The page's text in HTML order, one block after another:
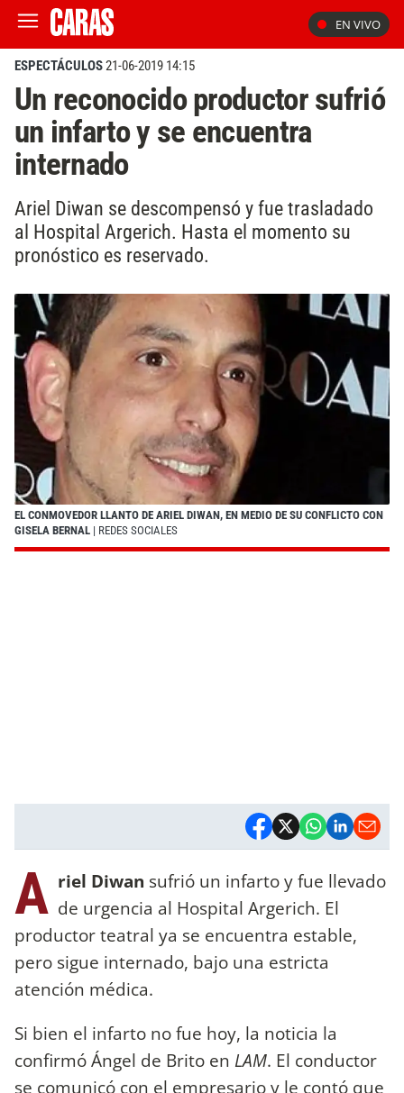
EN VIVO
ESPECTÁCULOS21-06-2019 14:15
Un reconocido productor sufrió
un infarto y se encuentra
internado
Ariel Diwan se descompensó y fue trasladado
al Hospital Argerich. Hasta el momento su
pronóstico es reservado.
EL CONMOVEDOR LLANTO DE ARIEL DIWAN, EN MEDIO DE SU CONFLICTO CON
GISELA BERNAL | REDES SOCIALES
A riel Diwan sufrió un infarto y fue llevado
de urgencia al Hospital Argerich. El
productor teatral ya se encuentra estable,
pero sigue internado, bajo una estricta
atención médica.
Si bien el infarto no fue hoy, la noticia la
confirmó Ángel de Brito en LAM. El conductor
se comunicó con el empresario y le contó que